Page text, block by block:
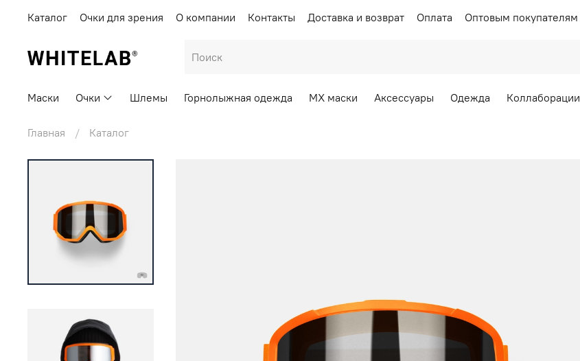
Каталог Очки для зрения О компании Контакты Доставка и возврат Оплата Оптовым покупателям
Маски Очки Шлемы Горнолыжная одежда MX маски Аксессуары Одежда Коллаборации
Главная Каталог